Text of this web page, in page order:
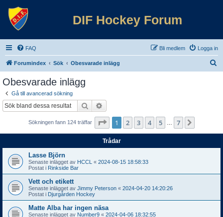
DIF Hockey Forum
FAQ Logga in
Bli medlem
Forumindex Sök Obesvarade inlägg
Obesvarade inlägg
Gå till avancerad sökning
Sök
Sökningen fann 124 träffar Sida av 7
1 2 3 4 5 7
Trådar
Lasse Björn
Senaste inlägget av HCCL « 2024-08-15 18:58:33
Postat i Rinkside Bar
Vett och etikett
Senaste inlägget av Jimmy Peterson « 2024-04-20 14:20:26
Postat i Djurgården Hockey
Matte Alba har ingen näsa
Senaste inlägget av Number9 « 2024-04-06 18:32:55